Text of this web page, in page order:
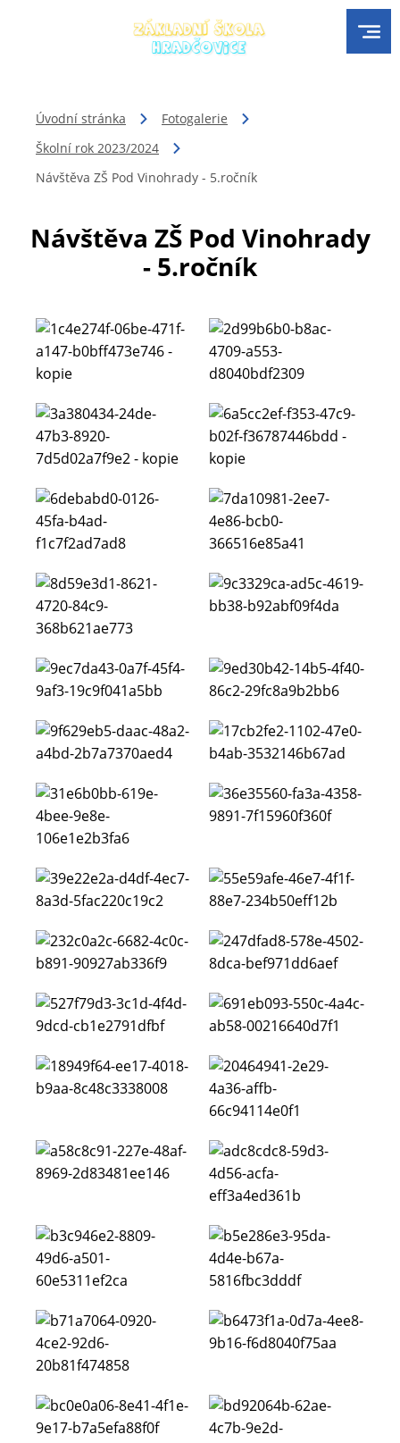
Úvodní stránka
Fotogalerie
Školní rok 2023/2024
Návštěva ZŠ Pod Vinohrady - 5.ročník
Návštěva ZŠ Pod Vinohrady
- 5.ročník